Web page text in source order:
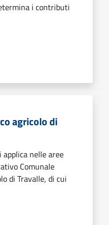
i contributi
agricolo di
nelle aree
Comunale
di Travalle, di cui